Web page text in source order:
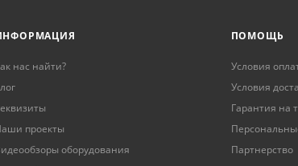
нас найти?
проекты
оборудования
ПОМОЩЬ
Условия
Условия
Гарантия на
Партнерство